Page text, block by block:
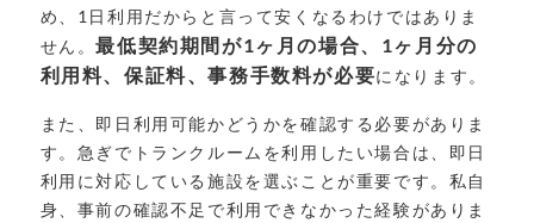
め、1日利用だからと言って安くなるわけではありま
せん。最低契約期間が1ヶ月の場合、1ヶ月分の
利用料、保証料、事務手数料が必要になります。
また、即日利用可能かどうかを確認する必要がありま
す。急ぎでトランクルームを利用したい場合は、即日
利用に対応している施設を選ぶことが重要です。私自
身、事前の確認不足で利用できなかった経験がありま